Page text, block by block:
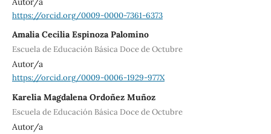
https://orcid.org/0009-0000-7361-6373
Amalia Cecilia Espinoza Palomino
Escuela de Educación Básica Doce de Octubre
Autor/a
https://orcid.org/0009-0006-1929-977X
Karelia Magdalena Ordoñez Muñoz
Escuela de Educación Básica Doce de Octubre
Autor/a